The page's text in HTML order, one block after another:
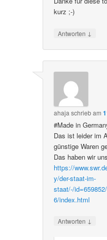
kurz ;-)
Antworten ↓
ahaja schriebam
#Made in
Das ist leider im
günstige Waren
Das haben wir
https://
y/der-staat-im-
staat/-/
6/index.html
Antworten ↓